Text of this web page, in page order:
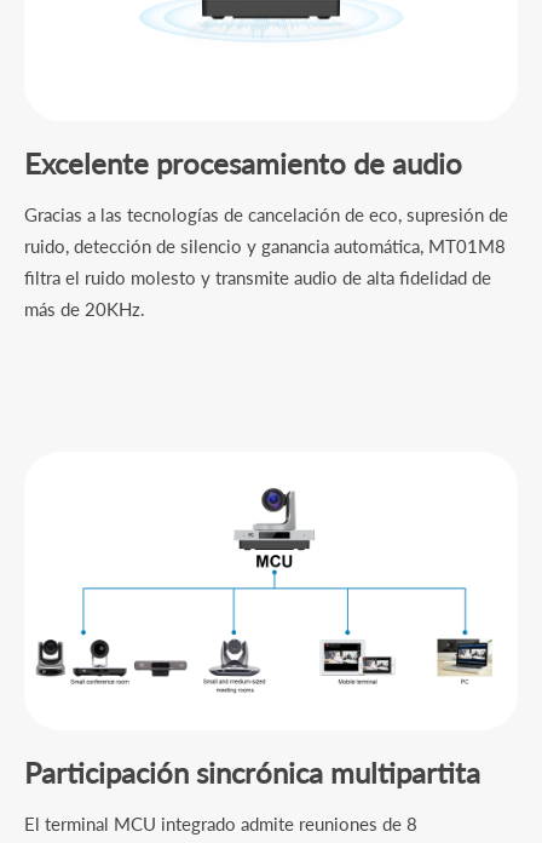
Excelente procesamiento de audio
Gracias a las tecnologías de cancelación de eco, supresión de
ruido, detección de silencio y ganancia automática, MT01M8
filtra el ruido molesto y transmite audio de alta fidelidad de
más de 20KHz.
Participación sincrónica multipartita
El terminal MCU integrado admite reuniones de 8